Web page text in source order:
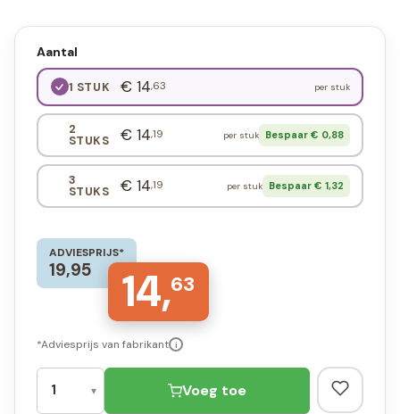
Aantal
1 STUK € 14,63 per stuk
2
STUKS € 14,19 per stuk Bespaar € 0,88
3
STUKS € 14,19 per stuk Bespaar € 1,32
ADVIESPRIJS*
19,95 14,63
*Adviesprijs van fabrikant i
Voeg toe